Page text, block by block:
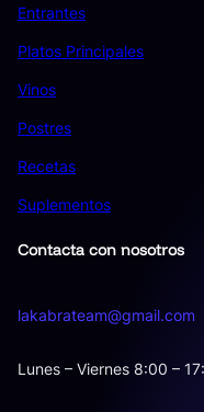
Entrantes
Platos Principales
Vinos
Postres
Recetas
Suplementos
Contacta con nosotros
lakabrateam@gmail.com
Lunes – Viernes 8:00 –